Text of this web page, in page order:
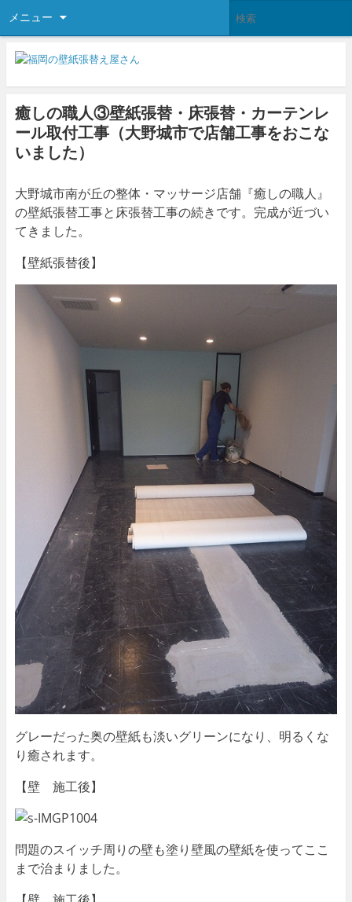
メニュー
癒しの職人③壁紙張替・床張替・カーテンレ
ール取付工事（大野城市で店舗工事をおこな
いました）
大野城市南が丘の整体・マッサージ店舗『癒しの職人』
の壁紙張替工事と床張替工事の続きです。完成が近づい
てきました。
【壁紙張替後】
グレーだった奥の壁紙も淡いグリーンになり、明るくな
り癒されます。
【壁 施工後】
問題のスイッチ周りの壁も塗り壁風の壁紙を使ってここ
まで治まりました。